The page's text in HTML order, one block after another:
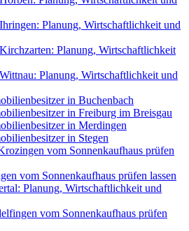
Planung, Wirtschaftlichkeit und
Planung, Wirtschaftlichkeit
Planung, Wirtschaftlichkeit und
in Buchenbach
in Freiburg im Breisgau
in Merdingen
in Stegen
vom Sonnenkaufhaus prüfen
vom Sonnenkaufhaus prüfen lassen
Planung, Wirtschaftlichkeit und
vom Sonnenkaufhaus prüfen